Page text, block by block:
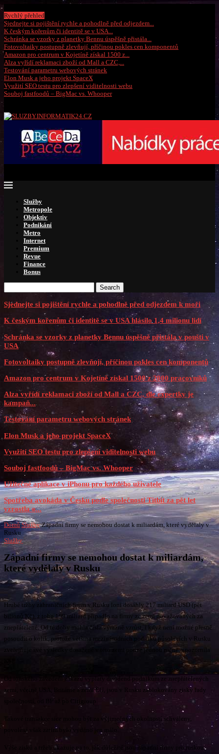
Rychlý přehled
Sjednejte si pojištění rychle a pohodlně před odjezdem...
K českým kořenům či identitě se v USA...
Schránka se vzorky z planetky Bennu úspěšně přistála...
Fotovoltaiky postupně zlevňují, příčinou pokles cen komponentů
Amazon pro centrum v Kojetíně získal 1500 z...
Alza vyřídí reklamaci zboží od Mall a CZC,...
Testování parametru webových stránek
Elon Musk a jeho projekt SpaceX
Využití SEO testu pro zlepšení viditelnosti webu
Souboj fastfoodů – BigMac vs. Whooper
Služby
Metropole
Objektiv
Podnikání
Metro
Internet
Premium
Revue
Finance
Bonus
Search
Sjednejte si pojištění rychle a pohodlně před odjezdem k moři
K českým kořenům či identitě se v USA hlásilo 1,4 milionu lidí
Schránka se vzorky z planetky Bennu úspěšně přistála v poušti v
USA
Fotovoltaiky postupně zlevňují, příčinou pokles cen komponentů
Amazon pro centrum v Kojetíně získal 1500 z 2000 pracovníků
Alza vyřídí reklamaci zboží od Mall a CZC, dle expertky je
kampaň...
Testování parametru webových stránek
Elon Musk a jeho projekt SpaceX
Využití SEO testu pro zlepšení viditelnosti webu
Souboj fastfoodů – BigMac vs. Whooper
Užitečné aplikace v iPhonu pro každého uživatele
Spotřeba avokáda v Česku podle společnosti Titbit za pět let
vzrostla o...
Domů Služby Západní firmy se nemohou dostat k miliardám, které vydělaly v
Rusku
Služby
Západní firmy se nemohou dostat k miliardám,
které vydělaly v Rusku
Hrubé tržby zahraničních firem v Rusku loni dosáhly 217 miliard USD (pět
bilionů Kč), z toho 199 miliard připadlo na firmy ze zemí považovaných za
znepřátelené. Od té doby mohla čísla výrazně vzrůst, i když není možné přesně
posoudit o kolik, protože většina mezinárodních podniků působících v Rusku
zveřejňuje své výsledky dosažené v této zemi pouze jednou ročně, upozornila
Od loňského zavedení zákazu výplaty dividend podnikům ze znepřátelených
zemí, včetně USA, Británie a zemí EU, jsou v Rusku zablokovány zisky řady
Takové transakce sice mohou být za výjimečných okolností schváleny,
povolení však zatím bylo vydáno jen málo.
Výše zisků a tržeb ukazuje na to, jak důležité jsou západní firmy pro ruskou